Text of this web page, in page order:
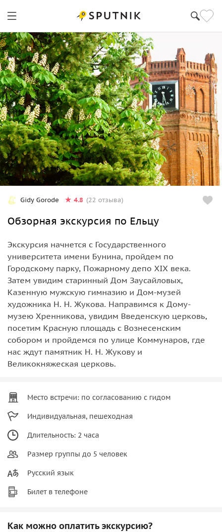
Gidy Gorode 4.8 (22 отзыва)
Обзорная экскурсия по Ельцу
Экскурсия начнется с Государственного
университета имени Бунина, пройдем по
Городскому парку, Пожарному депо XIX века.
Затем увидим старинный Дом Заусайловых,
Казенную мужскую гимназию и Дом-музей
художника Н. Н. Жукова. Направимся к Дому-
музею Хренникова, увидим Введенскую церковь,
посетим Красную площадь с Вознесенским
собором и пройдемся по улице Коммунаров, где
нас ждут памятник Н. Н. Жукову и
Великокняжеская церковь.
Место встречи: по согласованию с гидом
Индивидуальная, пешеходная
Длительность: 2 часа
Размер группы до 5 человек
Русский язык
Билет в телефоне
Как можно оплатить экскурсию?